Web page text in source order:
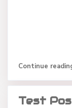
Continue
Test